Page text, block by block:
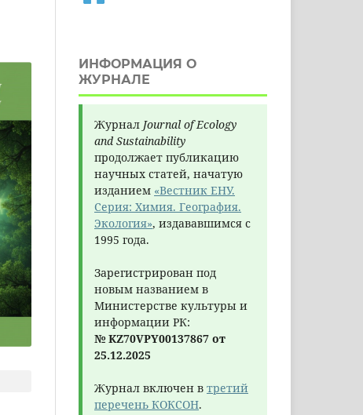
ИНФОРМАЦИЯ О
ЖУРНАЛЕ
Журнал Journal of Ecology
and Sustainability
продолжает публикацию
научных статей, начатую
изданием «Вестник ЕНУ.
Серия: Химия. География.
Экология», издававшимся с
1995 года.
Зарегистрирован под
новым названием в
Министерстве культуры и
информации РК:
№ KZ70VPY00137867 от
25.12.2025
Журнал включен в третий
перечень КОКСОН.